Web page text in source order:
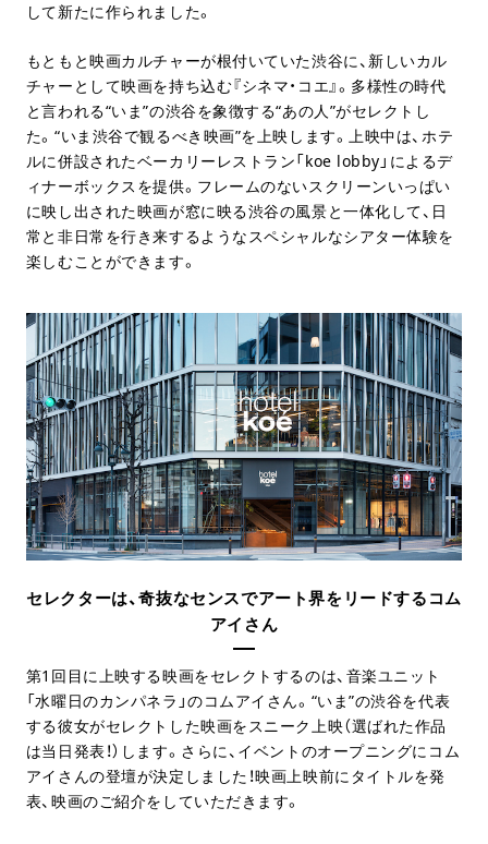
して新たに作られました。
もともと映画カルチャーが根付いていた渋谷に、新しいカル
チャーとして映画を持ち込む『シネマ・コエ』。多様性の時代
と言われる“いま”の渋谷を象徴する“あの人”がセレクトし
た。“いま渋谷で観るべき映画”を上映します。上映中は、ホテ
ルに併設されたベーカリーレストラン「koe lobby」によるデ
ィナーボックスを提供。フレームのないスクリーンいっぱい
に映し出された映画が窓に映る渋谷の風景と一体化して、日
常と非日常を行き来するようなスペシャルなシアター体験を
楽しむことができます。
セレクターは、奇抜なセンスでアート界をリードするコム
アイさん
第1回目に上映する映画をセレクトするのは、音楽ユニット
「水曜日のカンパネラ」のコムアイさん。“いま”の渋谷を代表
する彼女がセレクトした映画をスニーク上映（選ばれた作品
は当日発表！）します。さらに、イベントのオープニングにコム
アイさんの登壇が決定しました！映画上映前にタイトルを発
表、映画のご紹介をしていただきます。